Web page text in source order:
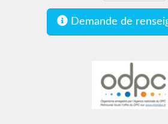
Demande de